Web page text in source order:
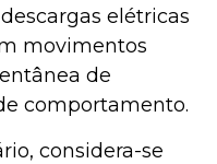
elétricas
movimentos
de
comportamento.
considera-se